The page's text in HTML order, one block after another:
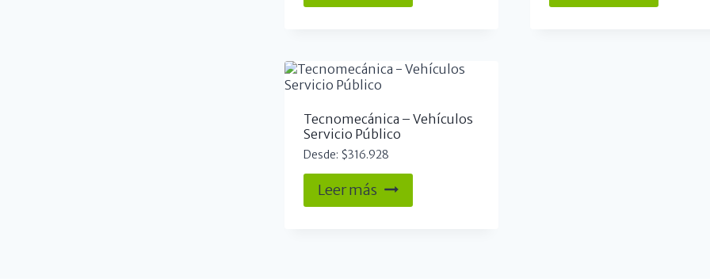
Tecnomecánica – Vehículos
Servicio Público
Desde: $316.928
Leer más